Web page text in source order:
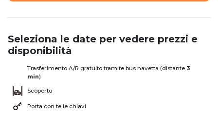
Seleziona le date per vedere prezzi e
disponibilità
Trasferimento A/R gratuito tramite bus navetta (distante 3
min)
Scoperto
Porta con te le chiavi